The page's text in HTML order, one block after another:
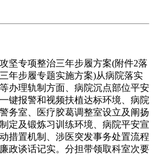
专项整治三年步履方案(附件2落
年步履专题实施方案)从病院落实
办理轨制方面、病院沉点部位平安
键报警和视频扶植达标环境、病院
务室、医疗胶葛调整室设立及阐扬
定及锻炼习训练环境、病院平安宣
措置机制、涉医突发事务处置流程
政谈话记实。分担带领取科室次要